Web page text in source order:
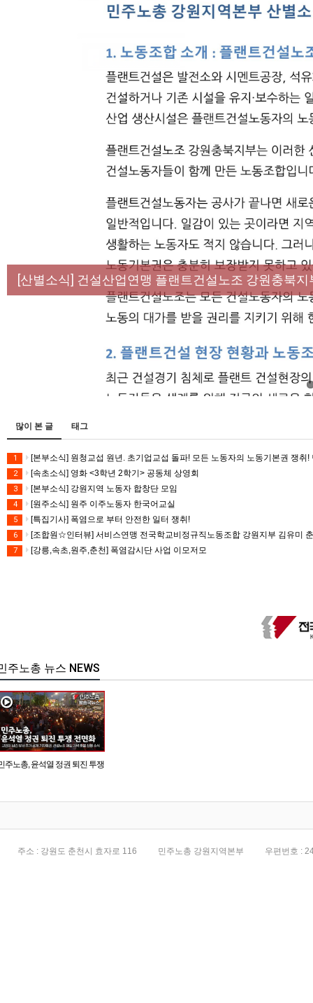
[성명] 막을 수 있었던 죽음, HL만도가 책임져라 : 청
[산별소식] 건설산업연맹 플랜트건설노조 강원충북지
[강릉,속초,원주,춘천] 폭염감시단 사업 이모저모
[조합원☆인터뷰] 서비스연맹 전국학교비정규직노동
[본부소식] 강원지역 노동자 합창단 모임
많이 본 글 태그
1 [본부소식] 원청교섭 원년. 초기업교섭 돌파! 모든 노동자의 노동기본권 쟁취
2 [속초소식] 영화 <3학년 2학기> 공동체 상영회
3 [본부소식] 강원지역 노동자 합창단 모임
4 [원주소식] 원주 이주노동자 한국어교실
5 [특집기사] 폭염으로 부터 안전한 일터 쟁취!
6 [조합원☆인터뷰] 서비스연맹 전국학교비정규직노동조합 강원지부 김유미
7 [강릉,속초,원주,춘천] 폭염감시단 사업 이모저모
주노총 뉴스 NEWS
주노총, 윤석열 정권 퇴진 투쟁
주소 : 강원도 춘천시 효자로 116 민주노총 강원지역본부 우편번호 :